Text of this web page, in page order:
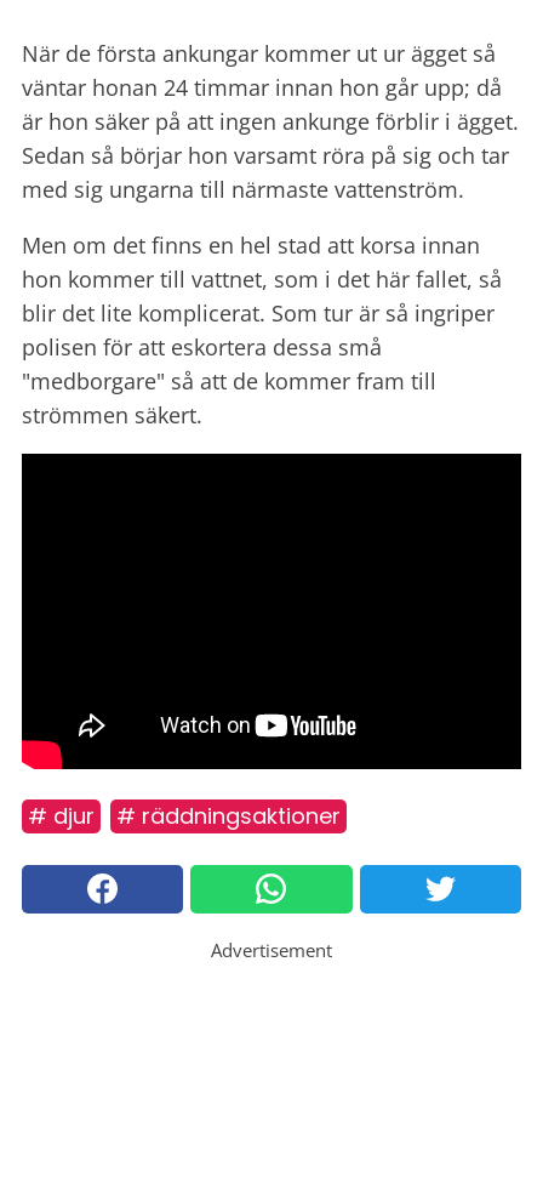
När de första ankungar kommer ut ur ägget så
väntar honan 24 timmar innan hon går upp; då
är hon säker på att ingen ankunge förblir i ägget.
Sedan så börjar hon varsamt röra på sig och tar
med sig ungarna till närmaste vattenström.
Men om det finns en hel stad att korsa innan
hon kommer till vattnet, som i det här fallet, så
blir det lite komplicerat. Som tur är så ingriper
polisen för att eskortera dessa små
"medborgare" så att de kommer fram till
strömmen säkert.
# djur # räddningsaktioner
Advertisement